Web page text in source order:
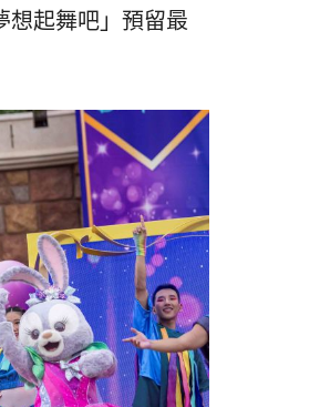
想起舞吧」預留最